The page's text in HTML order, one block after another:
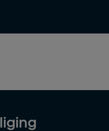
Beveiligingstrends & nieuws